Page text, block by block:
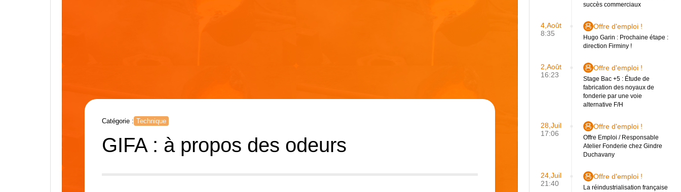
Catégorie : Technique
GIFA : à propos des odeurs
succès commerciaux
4,Août
8:35
Offre d'emploi !
Hugo Garin : Prochaine étape :
direction Firminy !
2,Août
16:23
Offre d'emploi !
Stage Bac +5 : Étude de
fabrication des noyaux de
fonderie par une voie
alternative F/H
28,Juil
17:06
Offre d'emploi !
Offre Emploi / Responsable
Atelier Fonderie chez Gindre
Duchavany
24,Juil
21:40
Offre d'emploi !
La réindustrialisation française